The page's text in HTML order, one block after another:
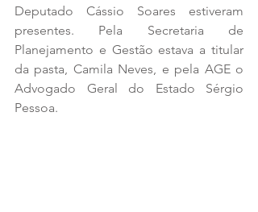
Deputado Cássio Soares estiveram
presentes. Pela Secretaria de
Planejamento e Gestão estava a titular
da pasta, Camila Neves, e pela AGE o
Advogado Geral do Estado Sérgio
Pessoa.